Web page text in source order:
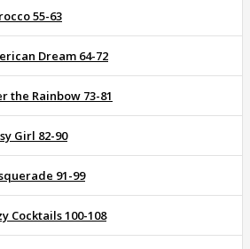
55-63
Dream 64-72
the Rainbow 73-81
Girl 82-90
91-99
Cocktails 100-108